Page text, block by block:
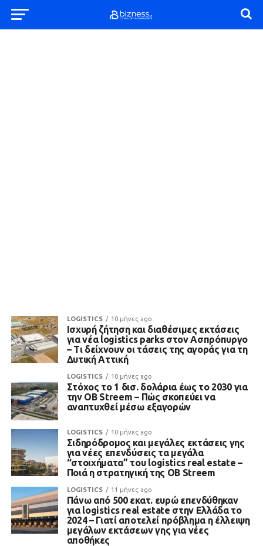
LOGISTICS 10 μήνες ago
Ισχυρή ζήτηση και διαθέσιμες εκτάσεις
για νέα logistics parks στον Ασπρόπυργο
– Τι δείχνουν οι τάσεις της αγοράς για τη
Δυτική Αττική
LOGISTICS 10 μήνες ago
Στόχος το 1 δισ. δολάρια έως το 2030 για
την OB Streem – Πώς σκοπεύει να
αναπτυχθεί μέσω εξαγορών
LOGISTICS 10 μήνες ago
Σιδηρόδρομος και μεγάλες εκτάσεις γης
για νέες επενδύσεις τα μεγάλα
“στοιχήματα” του logistics real estate –
Ποιά η στρατηγική της OB Streem
LOGISTICS 11 μήνες ago
Πάνω από 500 εκατ. ευρώ επενδύθηκαν
για logistics real estate στην Ελλάδα το
2024 – Γιατί αποτελεί πρόβλημα η έλλειψη
μεγάλων εκτάσεων γης για νέες
αποθήκες